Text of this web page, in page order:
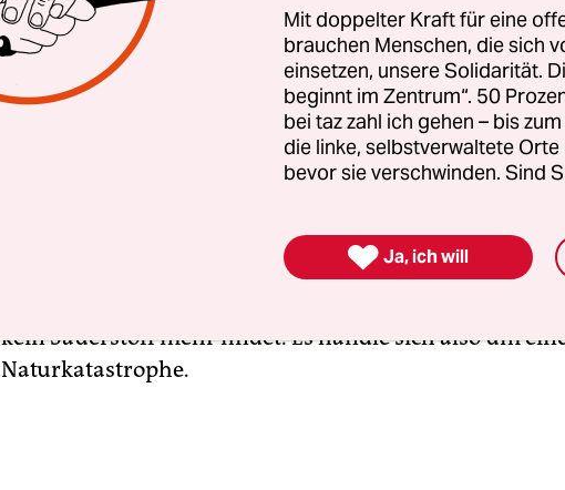
die Ursachen der Katastrophe, und wer für sie
Für die regionale Koalitionsregierung aus
Popular (PP) und rechtsliberalen Ciudadanos (Cs), die
Sommer mit Unterstützung der rechtsradikalen VOX
Fall klar. Schuld hat ein Unwetter mit den größten
regionalen Minister für Landwirtschaft, Viehzucht und
habe das sedimentreiche Süßwasser, das in die Lagune
kein Sauerstoff mehr findet. Es handle sich also um
Naturkatastrophe.
Mit doppelter Kraft für eine
brauchen Menschen, die sich
einsetzen, unsere Solidarität.
beginnt im Zentrum“. 50
bei taz zahl ich gehen – bis
die linke, selbstverwaltete
bevor sie verschwinden. Sind
 Ja, ich will